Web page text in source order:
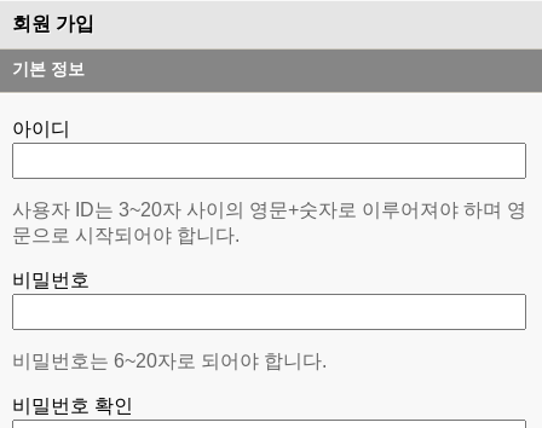
회원 가입
기본 정보
아이디
사용자 ID는 3~20자 사이의 영문+숫자로 이루어져야 하며 영
문으로 시작되어야 합니다.
비밀번호
비밀번호는 6~20자로 되어야 합니다.
비밀번호 확인